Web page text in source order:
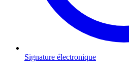
Signature électronique